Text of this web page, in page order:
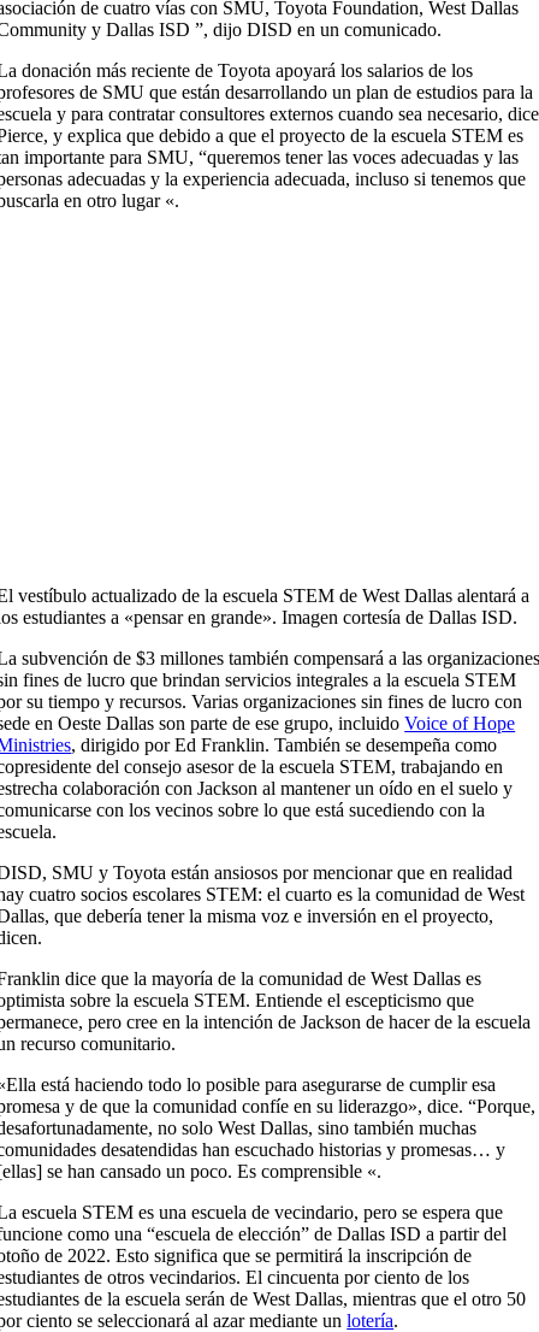
de cuatro vías con SMU, Toyota Foundation, West Dallas
y Dallas ISD ”, dijo DISD en un comunicado.
donación más reciente de Toyota apoyará los salarios de los
de SMU que están desarrollando un plan de estudios para la
y para contratar consultores externos cuando sea necesario, dice
y explica que debido a que el proyecto de la escuela STEM es
importante para SMU, “queremos tener las voces adecuadas y las
adecuadas y la experiencia adecuada, incluso si tenemos que
en otro lugar «.
vestíbulo actualizado de la escuela STEM de West Dallas alentará a
estudiantes a «pensar en grande». Imagen cortesía de Dallas ISD.
subvención de $3 millones también compensará a las
fines de lucro que brindan servicios integrales a la escuela STEM
su tiempo y recursos. Varias organizaciones sin fines de lucro con
en Oeste Dallas son parte de ese grupo, incluidoVoice of Hope
, dirigido por Ed Franklin. También se desempeña como
del consejo asesor de la escuela STEM, trabajando en
colaboración con Jackson al mantener un oído en el suelo y
con los vecinos sobre lo que está sucediendo con la
SMU y Toyota están ansiosos por mencionar que en realidad
cuatro socios escolares STEM: el cuarto es la comunidad de West
que debería tener la misma voz e inversión en el proyecto,
dice que la mayoría de la comunidad de West Dallas es
sobre la escuela STEM. Entiende el escepticismo que
pero cree en la intención de Jackson de hacer de la escuela
recurso comunitario.
está haciendo todo lo posible para asegurarse de cumplir esa
y de que la comunidad confíe en su liderazgo», dice. “Porque,
no solo West Dallas, sino también muchas
desatendidas han escuchado historias y promesas… y
se han cansado un poco. Es comprensible «.
escuela STEM es una escuela de vecindario, pero se espera que
como una “escuela de elección” de Dallas ISD a partir del
de 2022. Esto significa que se permitirá la inscripción de
de otros vecindarios. El cincuenta por ciento de los
de la escuela serán de West Dallas, mientras que el otro 50
ciento se seleccionará al azar mediante unlotería.